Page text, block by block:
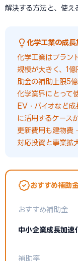
解決する方法と、使え
化学工業の成
化学工業はプラン
規模が大きく、1
助金の補助上限5
化学業界にとって
EV・バイオなど
に活用するケース
更新費用も建物費
対応投資と事業拡
おすすめ補助
おすすめ補助金
中小企業成長加速
補助率